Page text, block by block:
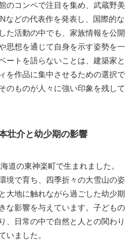
のコンペで注目を集め、武蔵野美
などの代表作を発表し、国際的な
た活動の中でも、家族情報を公開
思想を通じて自身を示す姿勢を一
ートを語らないことは、建築家と
を作品に集中させるための選択で
のものが人々に強い印象を残して
壮介と幼少期の影響
道の東神楽町で生まれました。
境で育ち、四季折々の大雪山の姿
大地に触れながら過ごした幼少期
な影響を与えています。子どもの
、日常の中で自然と人との関わり
いました。